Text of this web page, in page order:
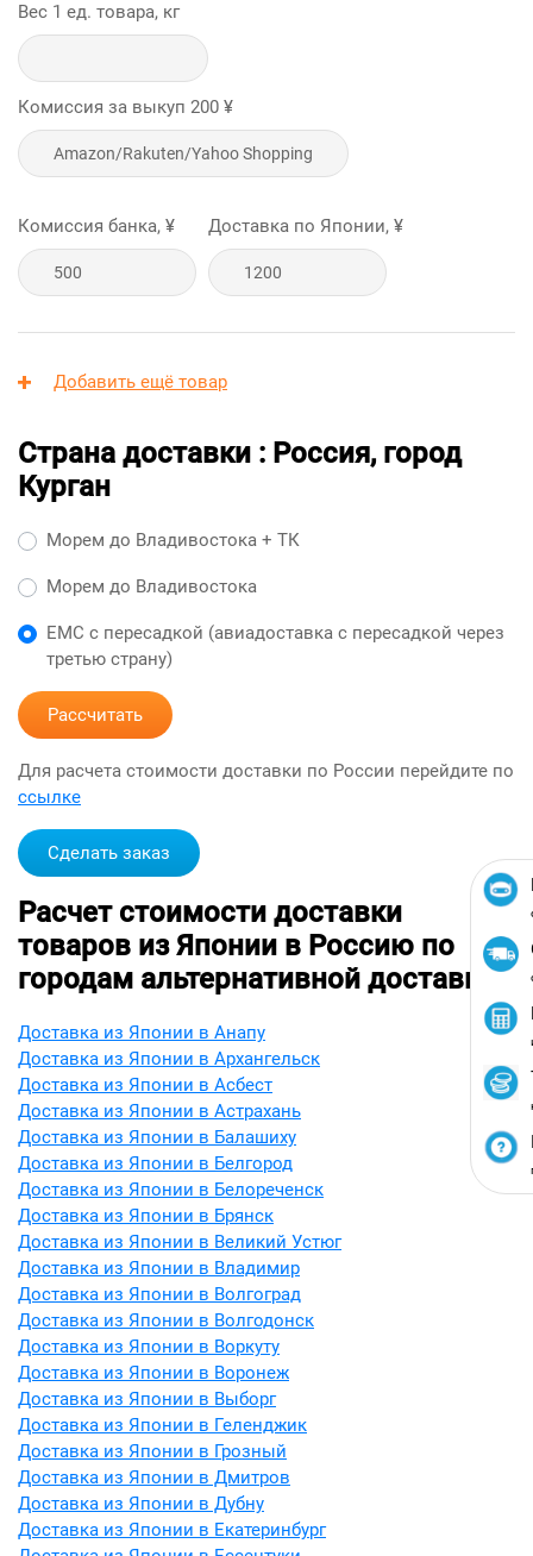
Вес 1 ед. товара, кг
Комиссия за выкуп 200 ¥
Комиссия банка, ¥ Доставка по Японии, ¥
Добавить ещё товар
Страна доставки : Россия, город
Курган
Морем до Владивостока + ТК
Морем до Владивостока
ЕМС с пересадкой (авиадоставка с пересадкой через
третью страну)
Рассчитать
Для расчета стоимости доставки по России перейдите по
ссылке
Сделать заказ
Расчет стоимости доставки
товаров из Японии в Россию по
городам альтернативной доставкой
Доставка из Японии в Анапу
Доставка из Японии в Архангельск
Доставка из Японии в Асбест
Доставка из Японии в Астрахань
Доставка из Японии в Балашиху
Доставка из Японии в Белгород
Доставка из Японии в Белореченск
Доставка из Японии в Брянск
Доставка из Японии в Великий Устюг
Доставка из Японии в Владимир
Доставка из Японии в Волгоград
Доставка из Японии в Волгодонск
Доставка из Японии в Воркуту
Доставка из Японии в Воронеж
Доставка из Японии в Выборг
Доставка из Японии в Геленджик
Доставка из Японии в Грозный
Доставка из Японии в Дмитров
Доставка из Японии в Дубну
Доставка из Японии в Екатеринбург